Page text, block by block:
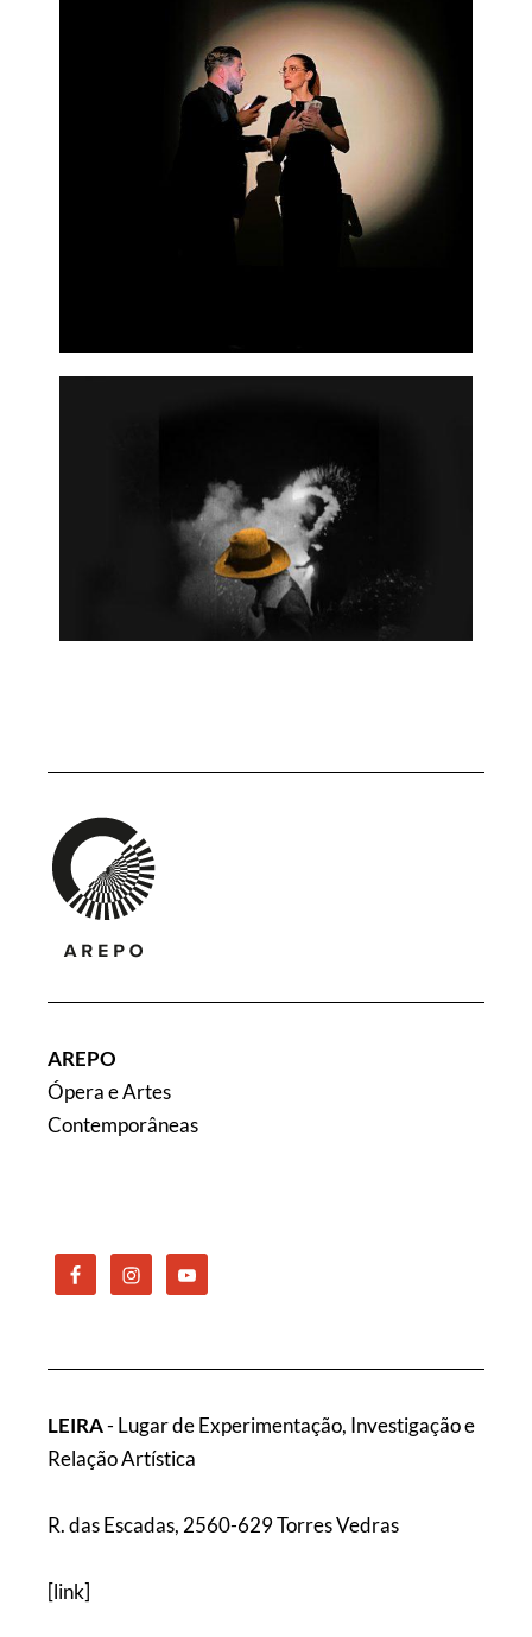
AREPO
Ópera e Artes
Contemporâneas
LEIRA- Lugar de Experimentação, Investigação e
Relação Artística
R. das Escadas, 2560-629 Torres Vedras
[link]